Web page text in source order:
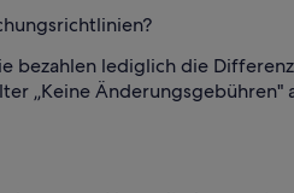
bezahlen lediglich die
„Keine Änderungsgebühren"